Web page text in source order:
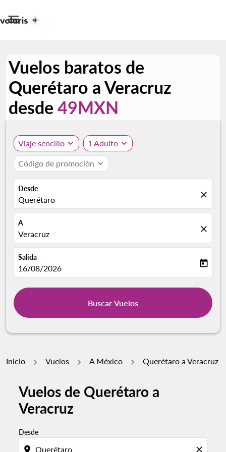

Vuelos baratos de
Querétaro a Veracruz
desde 49MXN
Viaje sencillo expand_more 1 Adulto expand_more
Código de promoción expand_more
Desde
Querétaro close
A
Veracruz close
Salida
fc-booking-departure-date-aria-label
16/08/2026 today
Buscar Vuelos
Inicio Vuelos A México Querétaro a Veracruz
Vuelos de Querétaro a
Veracruz
Desde
location_on close